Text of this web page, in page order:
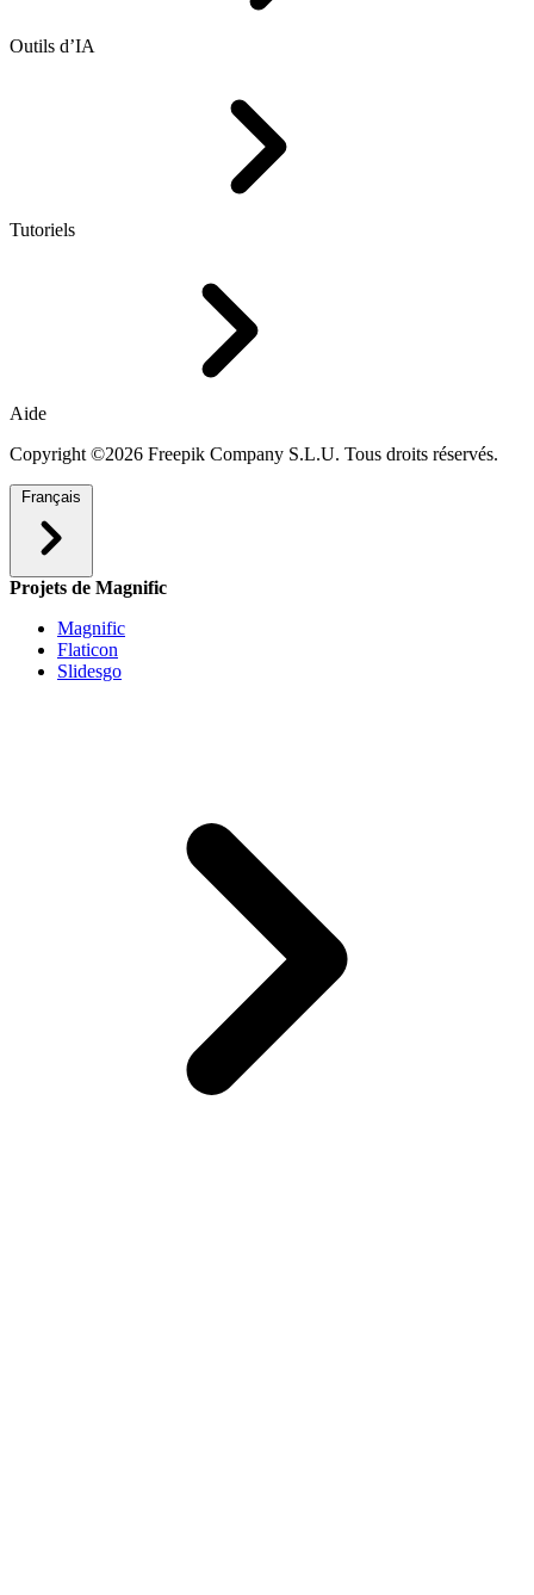
Outils d’IA
Tutoriels
Aide
Copyright ©2026 Freepik Company S.L.U. Tous droits réservés.
Français
Projets de Magnific
Magnific
Flaticon
Slidesgo